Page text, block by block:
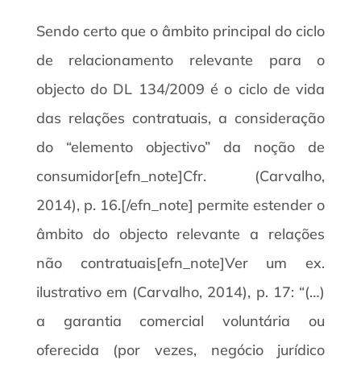
Sendo certo que o âmbito principal do ciclo
de relacionamento relevante para o
objecto do DL 134/2009 é o ciclo de vida
das relações contratuais, a consideração
do “elemento objectivo” da noção de
consumidor[efn_note]Cfr. (Carvalho,
2014), p. 16.[/efn_note] permite estender o
âmbito do objecto relevante a relações
não contratuais[efn_note]Ver um ex.
ilustrativo em (Carvalho, 2014), p. 17: “(…)
a garantia comercial voluntária ou
oferecida (por vezes, negócio jurídico